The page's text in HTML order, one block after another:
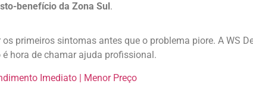
benefício da Zona Sul.
primeiros sintomas antes que o problema piore. A WS
hora de chamar ajuda profissional.
Imediato | Menor Preço